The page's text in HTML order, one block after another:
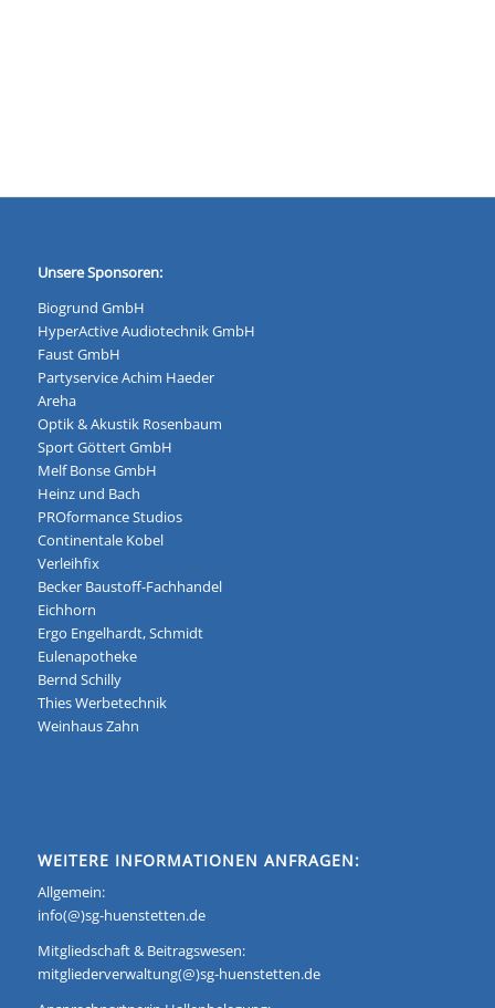
Unsere Sponsoren:
Biogrund GmbH
HyperActive Audiotechnik GmbH
Faust GmbH
Partyservice Achim Haeder
Areha
Optik & Akustik Rosenbaum
Sport Göttert GmbH
Melf Bonse GmbH
Heinz und Bach
PROformance Studios
Continentale Kobel
Verleihfix
Becker Baustoff-Fachhandel
Eichhorn
Ergo Engelhardt, Schmidt
Eulenapotheke
Bernd Schilly
Thies Werbetechnik
Weinhaus Zahn
WEITERE INFORMATIONEN ANFRAGEN:
Allgemein:
info(@)sg-huenstetten.de
Mitgliedschaft & Beitragswesen:
mitgliederverwaltung(@)sg-huenstetten.de